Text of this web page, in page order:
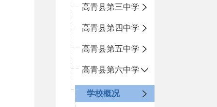
高青县第三中学
高青县第四中学
高青县第五中学
高青县第六中学
学校概况